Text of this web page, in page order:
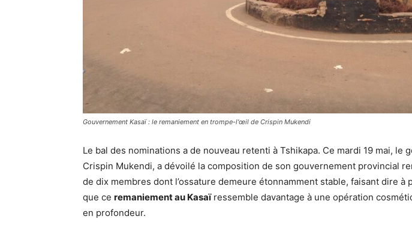
Gouvernement Kasaï : le remaniement en trompe-l'œil de Crispin Mukendi
Le bal des nominations a de nouveau retenti à Tshikapa. Ce mardi 19 mai, le
Crispin Mukendi, a dévoilé la composition de son gouvernement provincial
de dix membres dont l’ossature demeure étonnamment stable, faisant dire à
que ce remaniement au Kasaïressemble davantage à une opération
en profondeur.